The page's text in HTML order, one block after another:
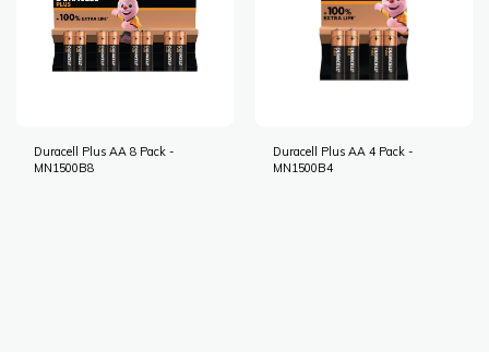
Duracell Plus AA 8 Pack -
MN1500B8
Duracell Plus AA 4 Pack -
MN1500B4